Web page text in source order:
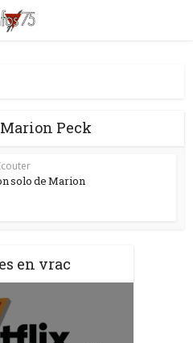
Peck
solo de Marion
en vrac